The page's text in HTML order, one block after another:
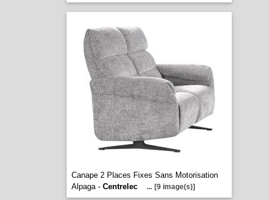
Canape 2 Places Fixes Sans Motorisation
Alpaga - Centrelec ... [9 image(s)]